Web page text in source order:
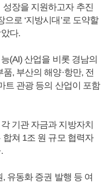
장을 지원하고자 추진
로 ‘지방시대’로 도약할
다.
(AI) 산업을 비롯 경남의
, 부산의 해양·항만, 전
트 관광 등의 산업이 포함
기관 자금과 지방자치
쳐 1조 원 규모 협력자
유동화 증권 발행 등 여